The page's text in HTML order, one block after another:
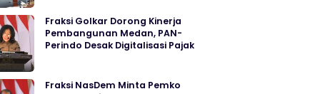
Fraksi Golkar Dorong Kinerja
Pembangunan Medan, PAN-
Perindo Desak Digitalisasi Pajak
Fraksi NasDem Minta Pemko